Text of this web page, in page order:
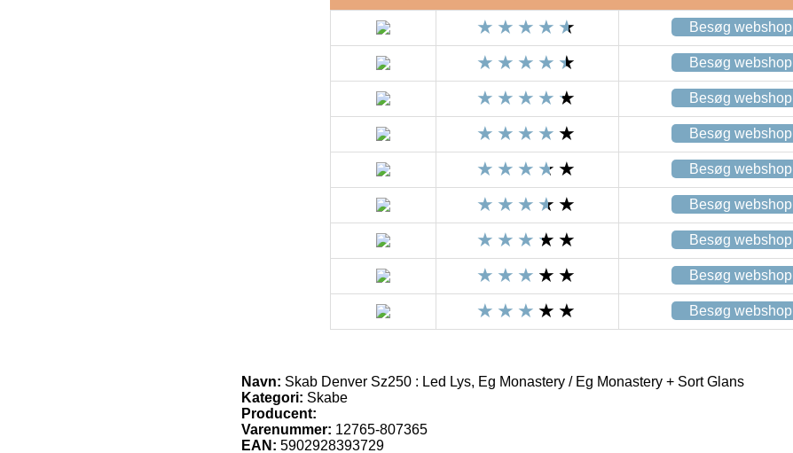
Besøg webshop
Besøg webshop
Besøg webshop
Besøg webshop
Besøg webshop
Besøg webshop
Besøg webshop
Besøg webshop
Besøg webshop
Navn: Skab Denver Sz250 : Led Lys, Eg Monastery / Eg Monastery + Sort Glans
Kategori: Skabe
Producent:
Varenummer: 12765-807365
EAN: 5902928393729